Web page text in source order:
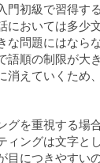
門初級で習得す
においては多少
な問題にはなら
語順の制限が大
消えていくため
グを重視する場
ィングは文字と
目につきやすい